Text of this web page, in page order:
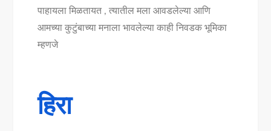
पाहायला मिळतायत , त्यातील मला आवडलेल्या आणि
आमच्या कुटुंबाच्या मनाला भावलेल्या काही निवडक भूमिका
म्हणजे
हिरा